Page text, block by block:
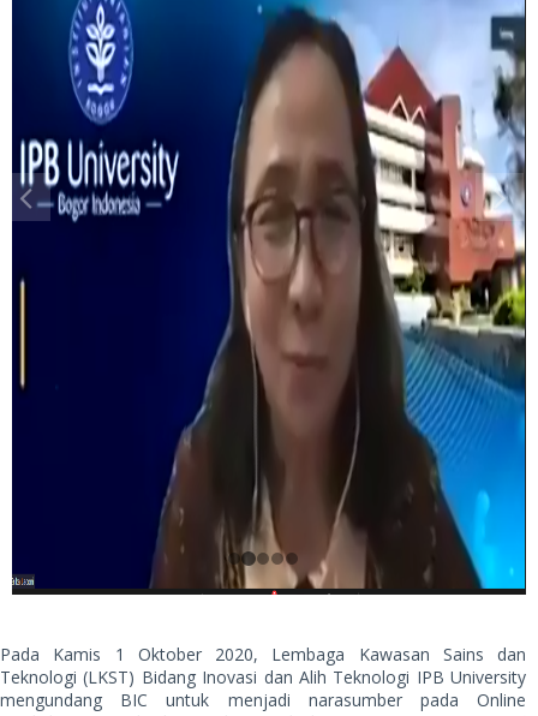
Pada Kamis 1 Oktober 2020, Lembaga Kawasan Sains dan
Teknologi (LKST) Bidang Inovasi dan Alih Teknologi IPB University
mengundang BIC untuk menjadi narasumber pada Online